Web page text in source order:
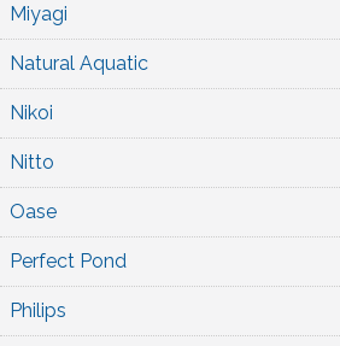
Miyagi
Natural Aquatic
Nikoi
Nitto
Oase
Perfect Pond
Philips